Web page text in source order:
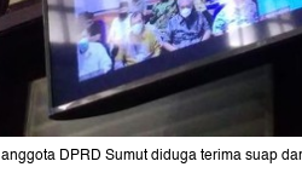
DPRD Sumut diduga terima suap